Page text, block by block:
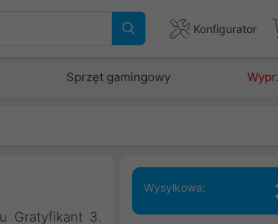
Konfigurator
Sprzęt gamingowy
Gratyfikant 3.
Wysyłkowa: